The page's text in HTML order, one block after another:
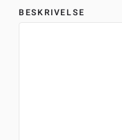
BESKRIVELSE